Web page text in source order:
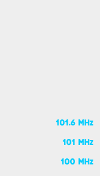
101.6 MHz
101 MHz
100 MHz